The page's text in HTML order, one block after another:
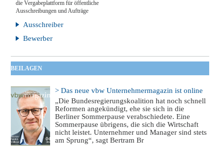
die Vergabeplattform für öffentliche
Ausschreibungen und Aufträge
Ausschreiber
Bewerber
BEILAGEN
> Das neue vbw Unternehmermagazin ist online
„Die Bundesregierungskoalition hat noch schnell
Reformen angekündigt, ehe sie sich in die
Berliner Sommerpause verabschiedete. Eine
Sommerpause übrigens, die sich die Wirtschaft
nicht leistet. Unternehmer und Manager sind stets
am Sprung“, sagt Bertram Br